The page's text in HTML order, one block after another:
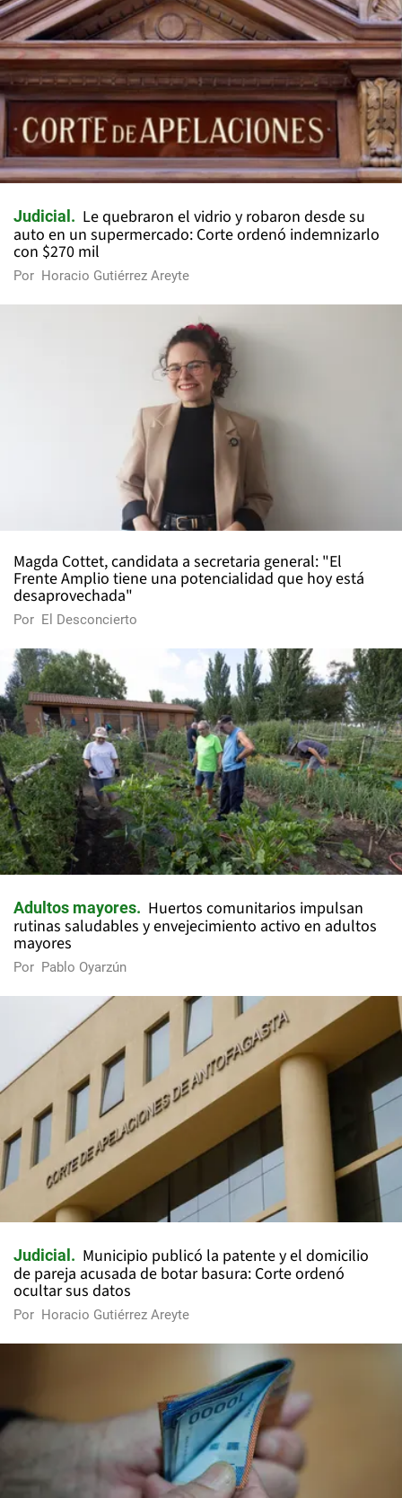
Judicial
Le quebraron el vidrio y robaron desde su
auto en un supermercado: Corte ordenó indemnizarlo
con $270 mil
Por Horacio Gutiérrez Areyte
Magda Cottet, candidata a secretaria general: "El
Frente Amplio tiene una potencialidad que hoy está
desaprovechada"
Por El Desconcierto
Adultos mayores
Huertos comunitarios impulsan
rutinas saludables y envejecimiento activo en adultos
mayores
Por Pablo Oyarzún
Judicial
Municipio publicó la patente y el domicilio
de pareja acusada de botar basura: Corte ordenó
ocultar sus datos
Por Horacio Gutiérrez Areyte